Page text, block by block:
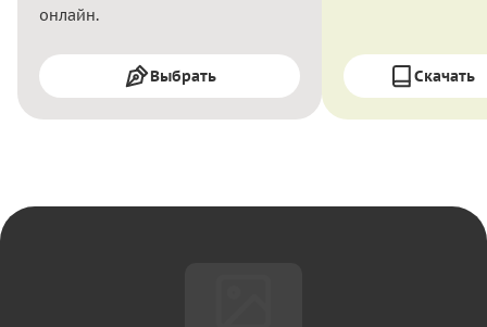
онлайн.
Выбрать Скачать